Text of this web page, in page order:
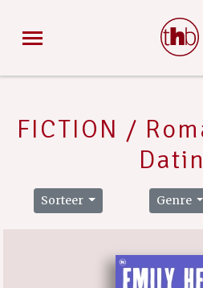
FICTION /
Sorteer Genre